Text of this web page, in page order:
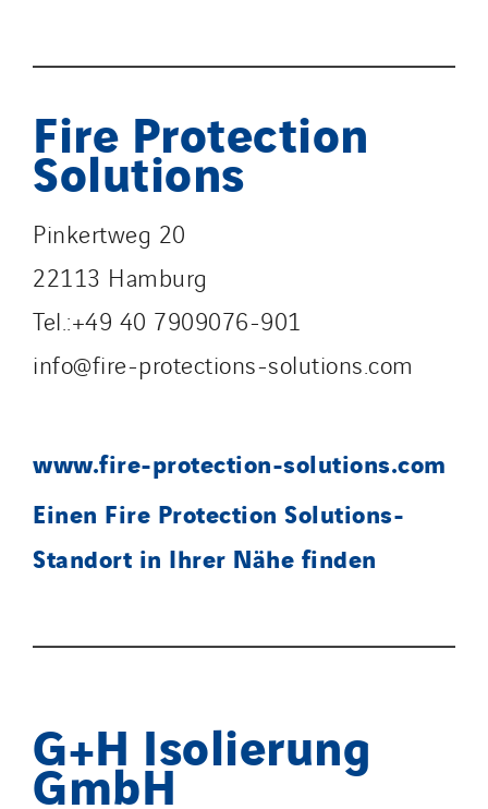
Fire Protection
Solutions
Pinkertweg 20
22113 Hamburg
Tel.:+49 40 7909076-901
info@fire-protections-solutions.com
www.fire-protection-solutions.com
Einen Fire Protection Solutions-
Standort in Ihrer Nähe finden
G+H Isolierung
GmbH